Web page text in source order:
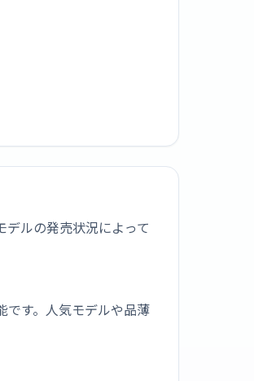
ルの発売状況によって
です。人気モデルや品薄